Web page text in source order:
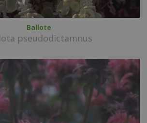
Ballote
pseudodictamnus